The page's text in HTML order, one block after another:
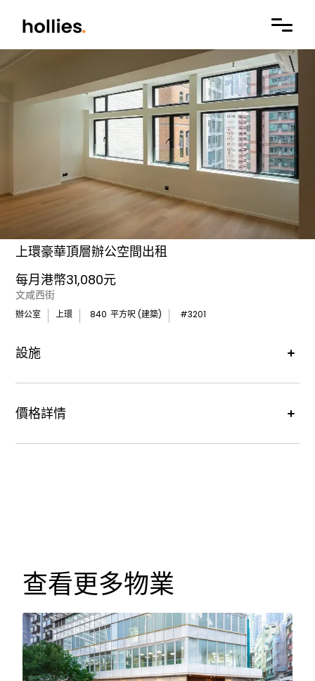
上環豪華頂層辦公空間出租
每月港幣31,080元
文咸西街
辦公室 上環 840 平方呎 (建築) #3201
設施
價格詳情
租金價格 : 每月港幣31,080元
查看更多物業